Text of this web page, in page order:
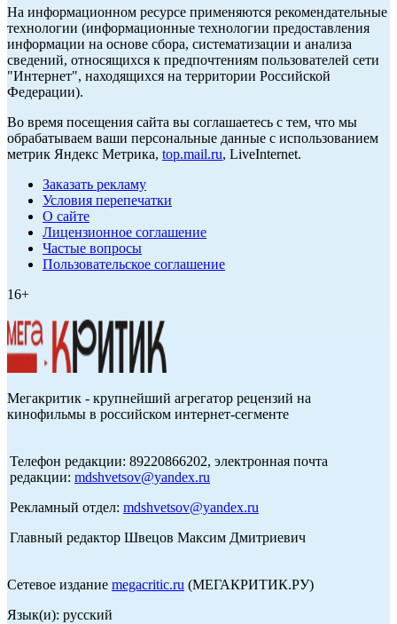
На информационном ресурсе применяются рекомендательные
технологии (информационные технологии предоставления
информации на основе сбора, систематизации и анализа
сведений, относящихся к предпочтениям пользователей сети
"Интернет", находящихся на территории Российской
Федерации).
Во время посещения сайта вы соглашаетесь с тем, что мы
обрабатываем ваши персональные данные с использованием
метрик Яндекс Метрика, top.mail.ru, LiveInternet.
Заказать рекламу
Условия перепечатки
О сайте
Лицензионное соглашение
Частые вопросы
Пользовательское соглашение
16+
Мегакритик - крупнейший агрегатор рецензий на
кинофильмы в российском интернет-сегменте
Телефон редакции: 89220866202, электронная почта
редакции: mdshvetsov@yandex.ru
Рекламный отдел: mdshvetsov@yandex.ru
Главный редактор Швецов Максим Дмитриевич
Сетевое издание megacritic.ru (МЕГАКРИТИК.РУ)
Язык(и): русский